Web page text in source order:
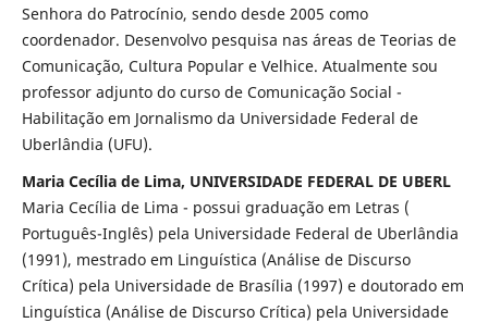
Senhora do Patrocínio, sendo desde 2005 como
coordenador. Desenvolvo pesquisa nas áreas de Teorias de
Comunicação, Cultura Popular e Velhice. Atualmente sou
professor adjunto do curso de Comunicação Social -
Habilitação em Jornalismo da Universidade Federal de
Uberlândia (UFU).
Maria Cecília de Lima, UNIVERSIDADE FEDERAL DE UBERL
Maria Cecília de Lima - possui graduação em Letras (
Português-Inglês) pela Universidade Federal de Uberlândia
(1991), mestrado em Linguística (Análise de Discurso
Crítica) pela Universidade de Brasília (1997) e doutorado em
Linguística (Análise de Discurso Crítica) pela Universidade